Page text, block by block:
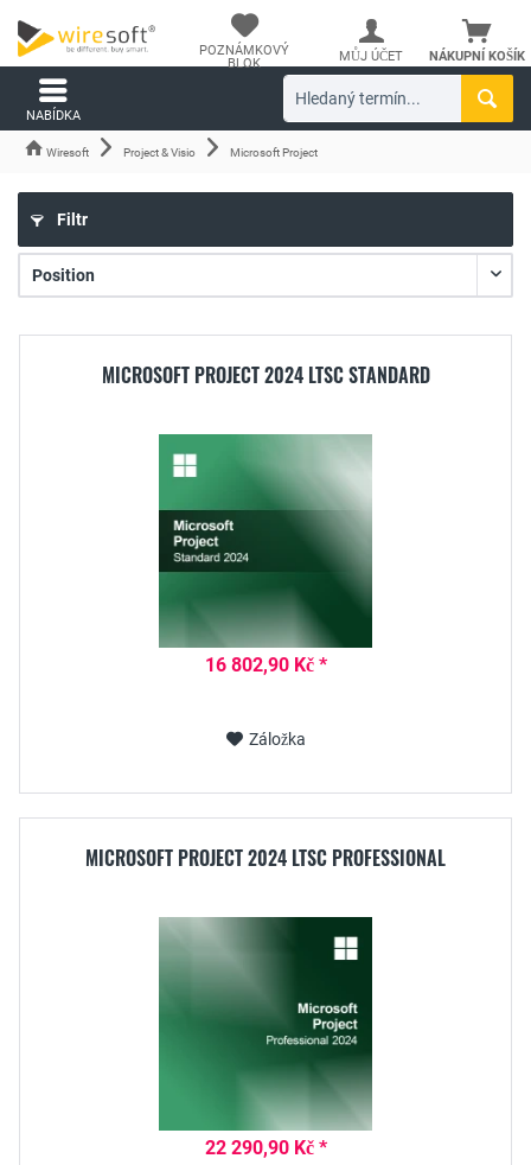
NÁKUPNÍ KOŠÍK
POZNÁMKOVÝ
BLOK
MŮJ ÚČET
NABÍDKA
Wiresoft Project & Visio Microsoft Project
Filtr
MICROSOFT PROJECT 2024 LTSC STANDARD
16 802,90 Kč *
Záložka
MICROSOFT PROJECT 2024 LTSC PROFESSIONAL
22 290,90 Kč *